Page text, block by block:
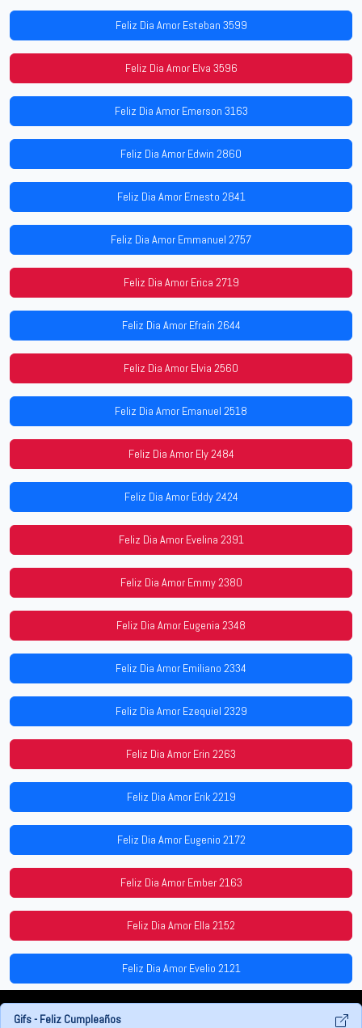
Feliz Dia Amor Esteban 3599
Feliz Dia Amor Elva 3596
Feliz Dia Amor Emerson 3163
Feliz Dia Amor Edwin 2860
Feliz Dia Amor Ernesto 2841
Feliz Dia Amor Emmanuel 2757
Feliz Dia Amor Erica 2719
Feliz Dia Amor Efraín 2644
Feliz Dia Amor Elvia 2560
Feliz Dia Amor Emanuel 2518
Feliz Dia Amor Ely 2484
Feliz Dia Amor Eddy 2424
Feliz Dia Amor Evelina 2391
Feliz Dia Amor Emmy 2380
Feliz Dia Amor Eugenia 2348
Feliz Dia Amor Emiliano 2334
Feliz Dia Amor Ezequiel 2329
Feliz Dia Amor Erin 2263
Feliz Dia Amor Erik 2219
Feliz Dia Amor Eugenio 2172
Feliz Dia Amor Ember 2163
Feliz Dia Amor Ella 2152
Feliz Dia Amor Evelio 2121
Gifs - Feliz Cumpleaños